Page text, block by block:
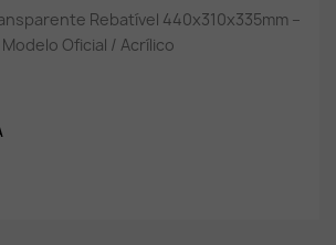
Rebatível 440x310x335mm –
Modelo Oficial / Acrílico